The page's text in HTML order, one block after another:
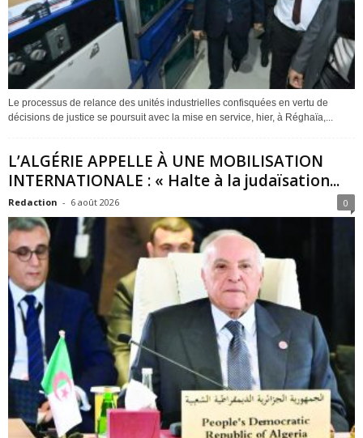
Le processus de relance des unités industrielles confisquées en vertu de
décisions de justice se poursuit avec la mise en service, hier, à Réghaïa,...
L’ALGÉRIE APPELLE À UNE MOBILISATION
INTERNATIONALE : « Halte à la judaïsation...
Redaction - 6 août 2026 0